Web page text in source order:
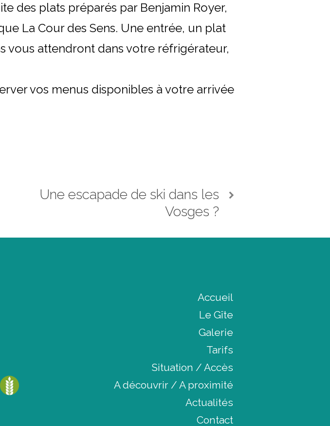
des plats préparés par Benjamin Royer,
La Cour des Sens. Une entrée, un plat
vous attendront dans votre réfrigérateur,
vos menus disponibles à votre arrivée
Une escapade de ski dans les
Vosges ?
Accueil
Le Gîte
Galerie
Tarifs
Situation / Accès
A découvrir / A proximité
Actualités
Contact